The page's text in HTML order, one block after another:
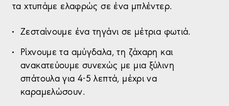
τα χτυπάμε ελαφρώς σε ένα μπλέντερ.
Ζεσταίνουμε ένα τηγάνι σε μέτρια φωτιά.
Ρίχνουμε τα αμύγδαλα, τη ζάχαρη και
ανακατεύουμε συνεχώς με μια ξύλινη
σπάτουλα για 4-5 λεπτά, μέχρι να
καραμελώσουν.